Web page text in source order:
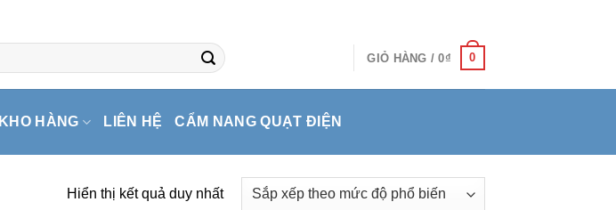
GIỎ HÀNG /0₫ 0
KHO HÀNG LIÊN HỆ CẨM NANG QUẠT ĐIỆN
Hiển thị kết quả duy nhất